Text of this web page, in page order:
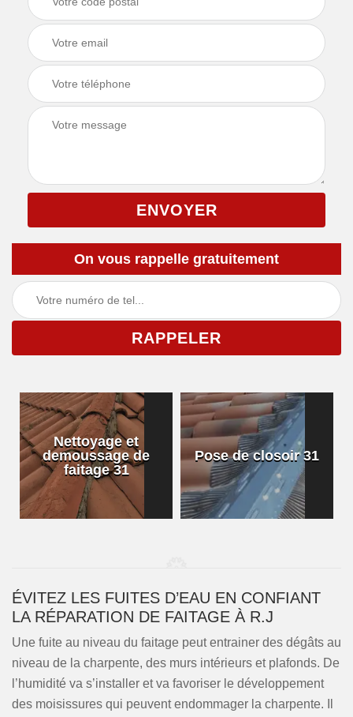
On vous rappelle gratuitement
Nettoyage et
demoussage de
faitage 31
Pose de closoir 31
ÉVITEZ LES FUITES D’EAU EN CONFIANT
LA RÉPARATION DE FAITAGE À R.J
Une fuite au niveau du faitage peut entrainer des dégâts au
niveau de la charpente, des murs intérieurs et plafonds. De
l’humidité va s’installer et va favoriser le développement
des moisissures qui peuvent endommager la charpente. Il